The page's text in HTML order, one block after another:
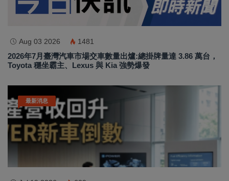
Aug 03 2026 1481
2026年7月臺灣汽車市場交車數量出爐:總掛牌量達 3.86 萬台，
Toyota 穩坐霸主、Lexus 與 Kia 強勢爆發
最新消息